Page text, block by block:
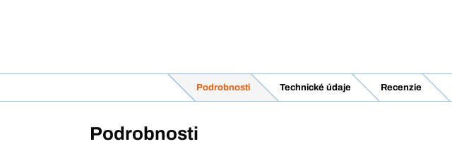
Podrobnosti Technické údaje Recenzie
Podrobnosti